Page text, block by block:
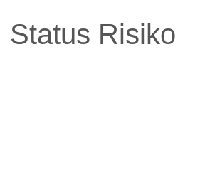
Status Risiko